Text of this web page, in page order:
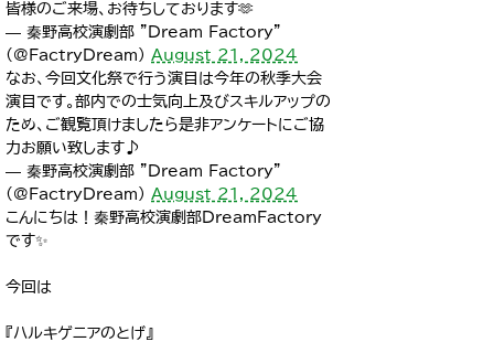
皆様のご来場、お待ちしております🫶
— 秦野高校演劇部 "Dream Factory"
(@FactryDream) August 21, 2024
なお、今回文化祭で行う演目は今年の秋季大会
演目です。部内での士気向上及びスキルアップの
ため、ご観覧頂けましたら是非アンケートにご協
力お願い致します♪
— 秦野高校演劇部 "Dream Factory"
(@FactryDream) August 21, 2024
こんにちは！秦野高校演劇部DreamFactory
です✨️
今回は
『ハルキゲニアのとげ』